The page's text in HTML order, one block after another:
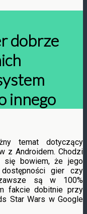
dobrze
innego
temat dotyczący
z Androidem. Chodzi
się bowiem, że jego
gier czy
są w 100%
fakcie dobitnie przy
Star Wars w Google